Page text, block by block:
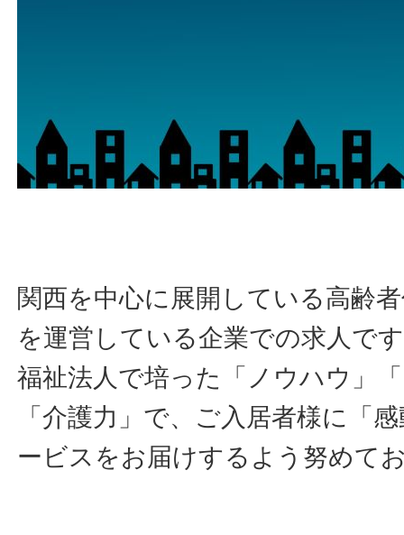
関西を中心に展開している高齢
を運営している企業での求人で
福祉法人で培った「ノウハウ」
「介護力」で、ご入居者様に「
ービスをお届けするよう努めて